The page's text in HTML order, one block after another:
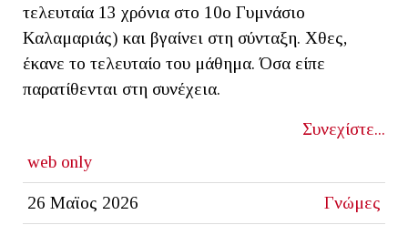
τελευταία 13 χρόνια στο 10ο Γυμνάσιο
Καλαμαριάς) και βγαίνει στη σύνταξη. Χθες,
έκανε το τελευταίο του μάθημα. Όσα είπε
παρατίθενται στη συνέχεια.
Συνεχίστε...
web only
26 Μαϊος 2026 Γνώμες